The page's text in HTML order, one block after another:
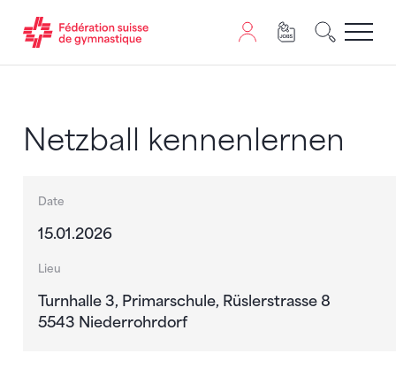
Netzball kennenlernen
Date
15.01.2026
Lieu
Turnhalle 3, Primarschule, Rüslerstrasse 8
5543 Niederrohrdorf